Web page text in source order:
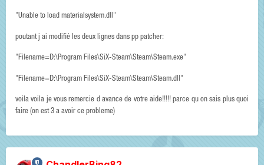
"Unable to load materialsystem.dll"
poutant j ai modifié les deux lignes dans pp patcher:
"Filename=D:\Program Files\SiX-Steam\Steam\Steam.exe"
"Filename=D:\Program Files\SiX-Steam\Steam\Steam.dll"
voila voila je vous remercie d avance de votre aide!!!!! parce qu on sais plus quoi
faire (on est 3 a avoir ce probleme)